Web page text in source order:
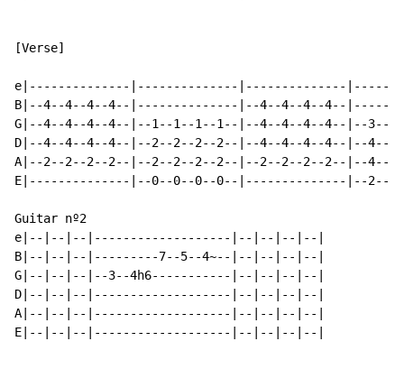
[Verse]
e|--------------|--------------|--------------
B|--4--4--4--4--|--------------|--4--4--4--4--
G|--4--4--4--4--|--1--1--1--1--|--4--4--4--4--|--3--
D|--4--4--4--4--|--2--2--2--2--|--4--4--4--4--|--4--
A|--2--2--2--2--|--2--2--2--2--|--2--2--2--2--|--4--
E|--------------|--0--0--0--0--|--------------|--2--
Guitar nº2
e|--|--|--|-------------------|--|--|--|--|
B|--|--|--|---------7--5--4~--|--|--|--|--|
G|--|--|--|--3--4h6-----------|--|--|--|--|
D|--|--|--|-------------------|--|--|--|--|
A|--|--|--|-------------------|--|--|--|--|
E|--|--|--|-------------------|--|--|--|--|